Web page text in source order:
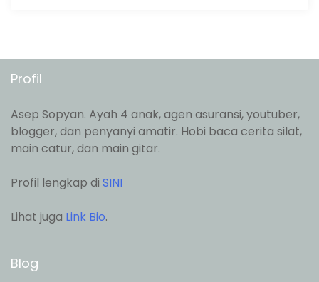
Profil
Asep Sopyan. Ayah 4 anak, agen asuransi, youtuber,
blogger, dan penyanyi amatir. Hobi baca cerita silat,
main catur, dan main gitar.
Profil lengkap di SINI
Lihat juga Link Bio.
Blog